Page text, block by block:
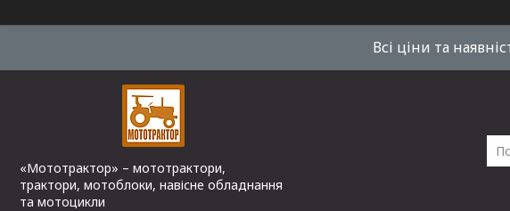
Всі ціни та
«Мототрактор» – мототрактори,
трактори, мотоблоки, навісне обладнання
та мотоцикли